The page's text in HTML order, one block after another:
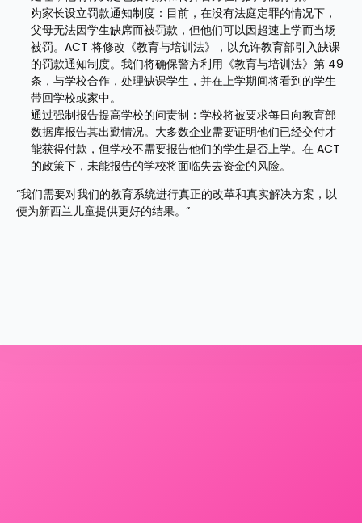
为家长设立罚款通知制度：目前，在没有法庭定罪的情况下，
父母无法因学生缺席而被罚款，但他们可以因超速上学而当场
被罚。ACT 将修改《教育与培训法》，以允许教育部引入缺课
的罚款通知制度。我们将确保警方利用《教育与培训法》第 49
条，与学校合作，处理缺课学生，并在上学期间将看到的学生
带回学校或家中。
通过强制报告提高学校的问责制：学校将被要求每日向教育部
数据库报告其出勤情况。大多数企业需要证明他们已经交付才
能获得付款，但学校不需要报告他们的学生是否上学。在 ACT
的政策下，未能报告的学校将面临失去资金的风险。
“我们需要对我们的教育系统进行真正的改革和真实解决方案，以
便为新西兰儿童提供更好的结果。”